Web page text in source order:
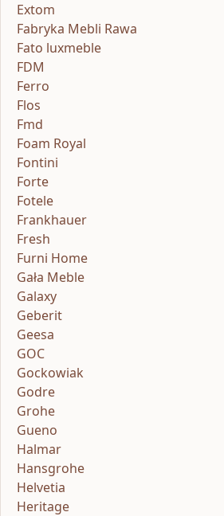
Extom
Fabryka Mebli Rawa
Fato luxmeble
FDM
Ferro
Flos
Fmd
Foam Royal
Fontini
Forte
Fotele
Frankhauer
Fresh
Furni Home
Gała Meble
Galaxy
Geberit
Geesa
GOC
Gockowiak
Godre
Grohe
Gueno
Halmar
Hansgrohe
Helvetia
Heritage